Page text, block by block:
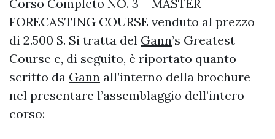
Corso Completo NO. 3 – MASTER
FORECASTING COURSE venduto al prezzo
di 2.500 $. Si tratta del Gann’s Greatest
Course e, di seguito, è riportato quanto
scritto da Gann all’interno della brochure
nel presentare l’assemblaggio dell’intero
corso: